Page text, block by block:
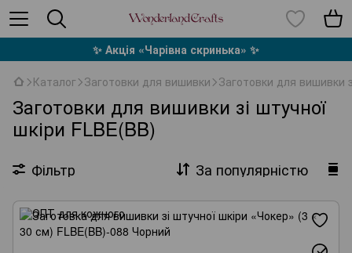
✨ Акція «Чарівна скринька» ✨
Каталог Заготовки для вишивки Заготовки для вишивки
Заготовки для вишивки зі штучної
шкіри FLBE(BB)
Фільтр За популярністю